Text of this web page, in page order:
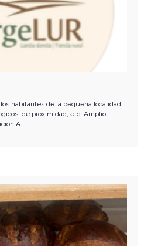
habitantes de la pequeña localidad:
de proximidad, etc. Amplio
A...